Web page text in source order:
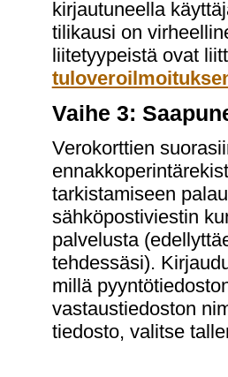
kirjautuneella
tilikausi on
liitetyypeistä ovat
Vaihe 3:
Verokorttien
tarkistamiseen
sähköpostiviestin
palvelusta
tehdessäsi).
millä
vastaustiedoston
tiedosto, valitse